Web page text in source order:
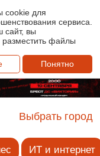
cookie для
сервиса.
сайт, вы
файлы
Понятно
Выбрать город
ИТ и интернет